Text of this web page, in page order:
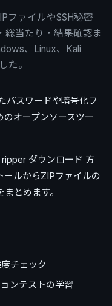
ファイルやSSH秘密
総当たり・結果確認ま
、Linux、Kali
た。
パスワードや暗号化フ
オープンソースツー
ダウンロード 方
ールからZIPファイルの
とめます。
チェック
ンテストの学習